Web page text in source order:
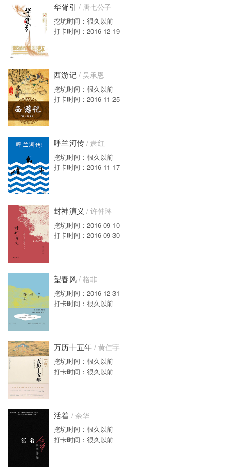
华胥引 / 唐七公子
挖坑时间：很久以前
打卡时间：2016-12-19
西游记 / 吴承恩
挖坑时间：很久以前
打卡时间：2016-11-25
呼兰河传 / 萧红
挖坑时间：很久以前
打卡时间：2016-11-17
封神演义 / 许仲琳
挖坑时间：2016-09-10
打卡时间：2016-09-30
望春风 / 格非
挖坑时间：2016-12-31
打卡时间：很久以前
万历十五年 / 黄仁宇
挖坑时间：很久以前
打卡时间：很久以前
活着 / 余华
挖坑时间：很久以前
打卡时间：很久以前